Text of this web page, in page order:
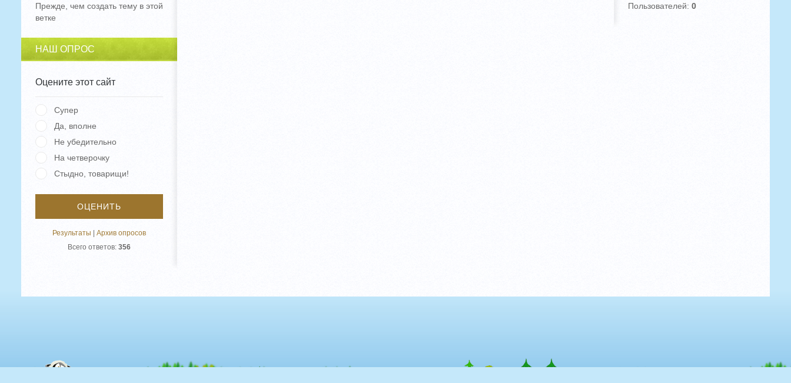
Прежде, чем создать тему в этой
ветке
НАШ ОПРОС
Оцените этот сайт
Супер
Да, вполне
Не убедительно
На четверочку
Стыдно, товарищи!
Результаты
Архив опросов
Всего ответов: 356
Пользователей: 0